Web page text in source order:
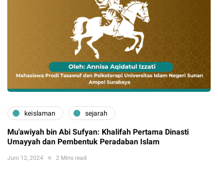
keislaman sejarah
Mu'awiyah bin Abi Sufyan: Khalifah Pertama Dinasti
Umayyah dan Pembentuk Peradaban Islam
Juni 12, 2024 2 Mins read